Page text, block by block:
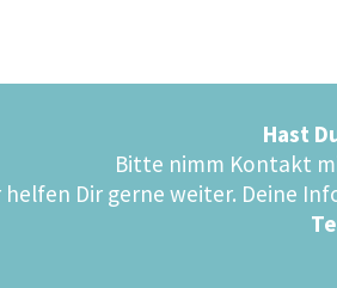
Hast
Bitte nimm Kontakt
helfen Dir gerne weiter. Deine